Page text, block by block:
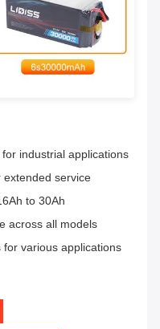
industrial applications
extended service
to 30Ah
across all models
various applications